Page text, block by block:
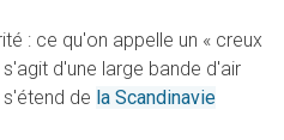
: ce qu'on appelle un « creux
d'une large bande d'air
de la Scandinavie